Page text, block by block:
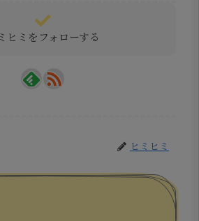
ヒミをフォローする
ヒミヒミ